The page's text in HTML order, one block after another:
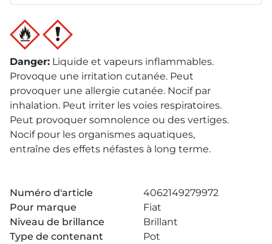
Danger: Liquide et vapeurs inflammables.
Provoque une irritation cutanée. Peut
provoquer une allergie cutanée. Nocif par
inhalation. Peut irriter les voies respiratoires.
Peut provoquer somnolence ou des vertiges.
Nocif pour les organismes aquatiques,
entraîne des effets néfastes à long terme.
Numéro d'article
4062149279972
Pour marque
Fiat
Niveau de brillance
Brillant
Type de contenant
Pot